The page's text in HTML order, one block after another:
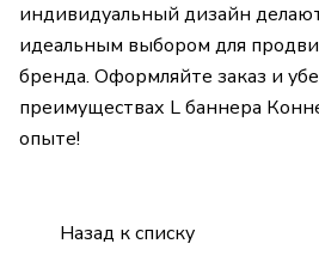
индивидуальный дизайн
идеальным выбором для
бренда. Оформляйте заказ и
преимуществах L баннера
опыте!
Назад к списку